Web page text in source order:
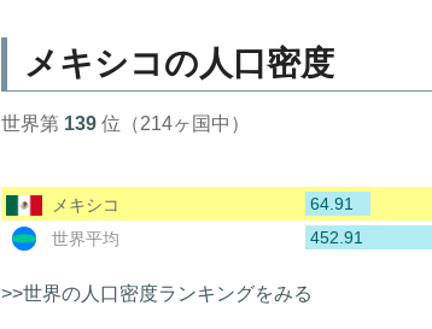
メキシコの人口密度
世界第 139 位（214ヶ国中）
メキシコ
64.91
世界平均
452.91
>>世界の人口密度ランキングをみる